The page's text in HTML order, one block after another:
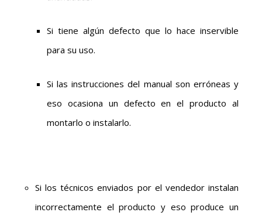
Si tiene algún defecto que lo hace inservible
para su uso.
Si las instrucciones del manual son erróneas y
eso ocasiona un defecto en el producto al
montarlo o instalarlo.
Si los técnicos enviados por el vendedor instalan
incorrectamente el producto y eso produce un